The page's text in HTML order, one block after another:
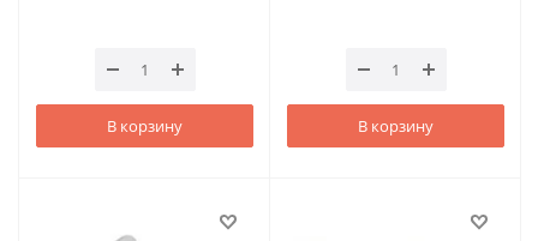
В корзину В корзину